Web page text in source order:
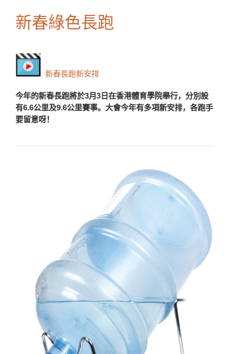
新春綠色長跑
新春長跑新安排
今年的新春長跑將於3月3日在香港體育學院舉行，分別設
有6.6公里及9.6公里賽事。大會今年有多項新安排，各跑手
要留意呀！